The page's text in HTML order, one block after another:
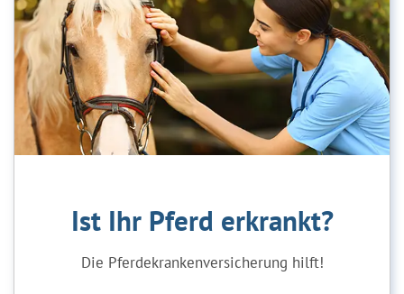
Ist Ihr Pferd erkrankt?
Die Pferdekrankenversicherung hilft!